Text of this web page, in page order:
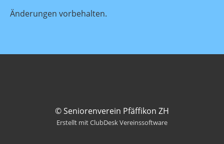
Änderungen vorbehalten.
© Seniorenverein Pfäffikon ZH
Erstellt mit ClubDesk Vereinssoftware